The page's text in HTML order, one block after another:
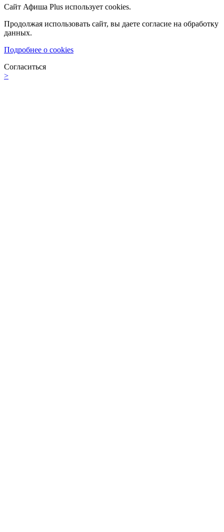
Сайт Афиша Plus использует cookies.
Продолжая использовать сайт, вы даете согласие на обработку
данных.
Подробнее о cookies
Согласиться
>